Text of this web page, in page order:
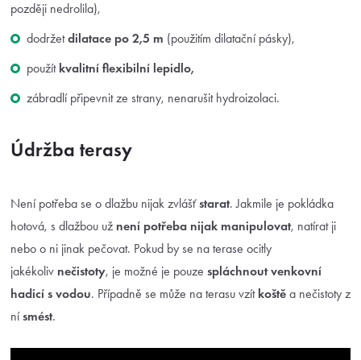
později nedrolila),
dodržetdilatace po 2,5 m (použitím dilatační pásky),
použítkvalitní flexibilní lepidlo,
zábradlí připevnit ze strany, nenarušit hydroizolaci.
Údržba terasy
Není potřeba se o dlažbu nijak zvlášťstarat. Jakmile je pokládka
hotová, s dlažbou už není potřeba nijak manipulovat, natírat ji
nebo o ni jinak pečovat. Pokud by se na terase ocitly
jakékoliv nečistoty, je možné je pouze spláchnout venkovní
hadicí s vodou. Případně se může na terasu vzít koště a nečistoty z
nísmést.